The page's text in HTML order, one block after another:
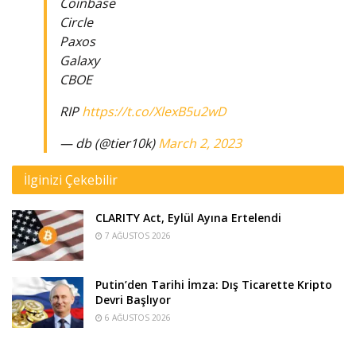
Circle
Paxos
Galaxy
CBOE
RIPhttps://t.co/XlexB5u2wD
— db (@tier10k)March 2, 2023
İlginizi Çekebilir
CLARITY Act, Eylül Ayına Ertelendi
7 AĞUSTOS 2026
Putin’den Tarihi İmza: Dış Ticarette Kripto
Devri Başlıyor
6 AĞUSTOS 2026